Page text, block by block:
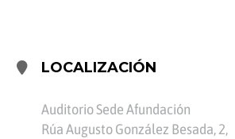
LOCALIZACIÓN
Auditorio Sede Afundación
Rúa Augusto González Besada, 2,